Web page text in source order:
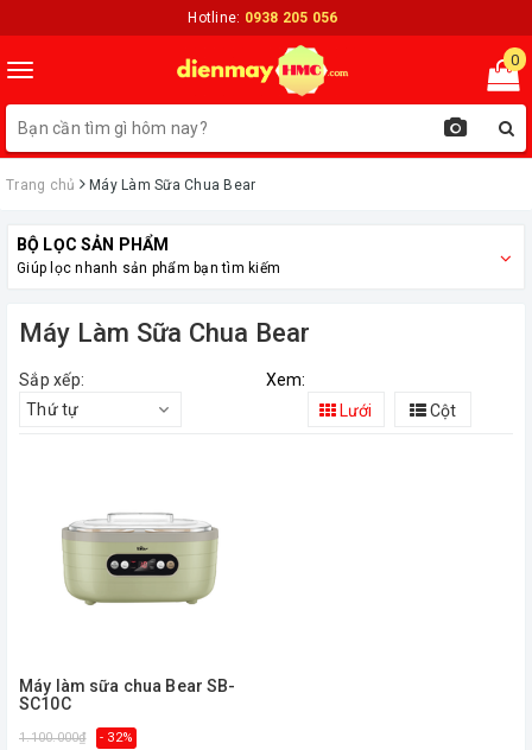
Hotline: 0938 205 056
Toggle
navigation
0
Trang chủ Máy Làm Sữa Chua Bear
BỘ LỌC SẢN PHẨM
Giúp lọc nhanh sản phẩm bạn tìm kiếm
Máy Làm Sữa Chua Bear
Sắp xếp:
Thứ tự
Xem:
Lưới
Cột
Máy làm sữa chua Bear SB-
SC10C
1.100.000₫ - 32%